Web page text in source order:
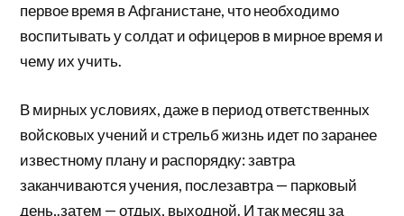
первое время в Афганистане, что необходимо
воспитывать у солдат и офицеров в мирное время и
чему их учить.
В мирных условиях, даже в период ответственных
войсковых учений и стрельб жизнь идет по заранее
известному плану и распорядку: завтра
заканчиваются учения, послезавтра — парковый
день,.затем — отдых, выходной. И так месяц за